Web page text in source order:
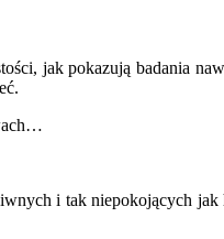
jak pokazują badania
i tak niepokojących